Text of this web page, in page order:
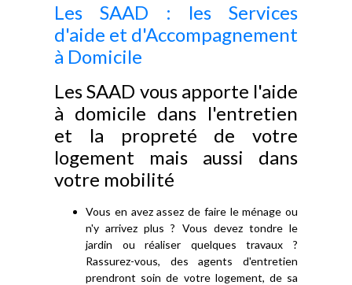
Les SAAD : les Services
d'aide et d'Accompagnement
à Domicile
Les SAAD vous apporte l'aide
à domicile dans l'entretien
et la propreté de votre
logement mais aussi dans
votre mobilité
Vous en avez assez de faire le ménage ou
n'y arrivez plus ? Vous devez tondre le
jardin ou réaliser quelques travaux ?
Rassurez-vous, des agents d'entretien
prendront soin de votre logement, de sa